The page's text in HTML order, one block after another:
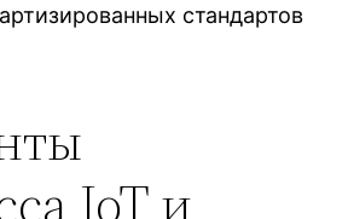
стандартов
IoT и